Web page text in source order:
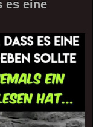
es eine